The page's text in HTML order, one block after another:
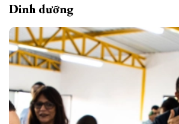
chuyển đổi mô hình hoặc chấm dứt
quy định.
Dinh dưỡng